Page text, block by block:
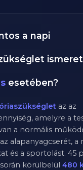
a napi
esetében?
az az
amelyre a
a normális
alapanyagcserét, a
és a sportolást.45
során körülbelül480